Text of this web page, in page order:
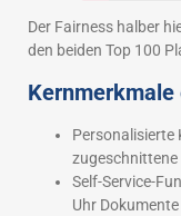
Der Fairness halber
den beiden Top 100
Kernmerkmale
Personalisierte
zugeschnittene
Self-Service-
Uhr